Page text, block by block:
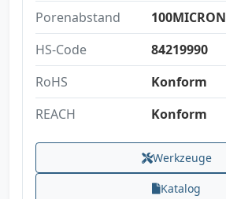
Porenabstand
100MICRON
HS-Code
84219990
RoHS
Konform
REACH
Konform
Werkzeuge
Katalog